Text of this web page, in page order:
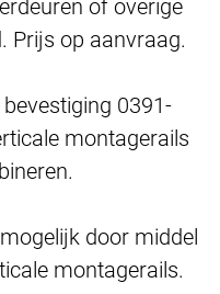
of overige
Prijs op aanvraag.
0391-
montagerails
door middel
montagerails.